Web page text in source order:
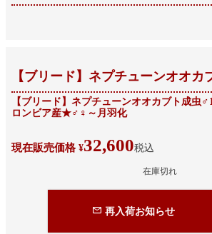
【ブリード】ネプチューンオオカ
【ブリード】ネプチューンオオカブト成虫
ロンビア産★♂♀～月羽化
現在販売価格 ¥32,600税込
在庫切れ
再入荷お知らせ